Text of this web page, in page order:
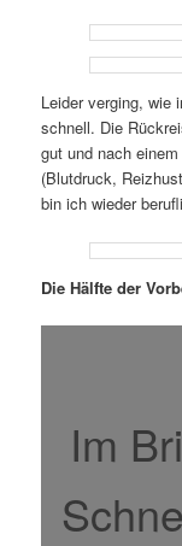
Leider verging, wie
schnell. Die
gut und nach
(Blutdruck,
bin ich wieder
Die Hälfte der
Im